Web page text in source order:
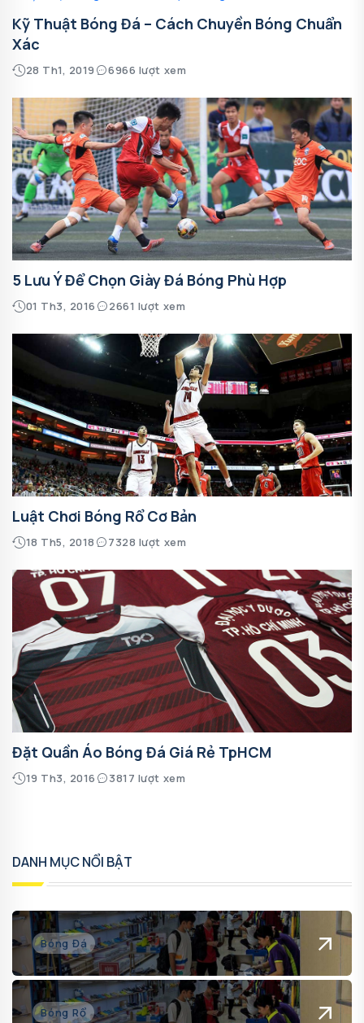
Kỹ Thuật Bóng Đá – Cách Chuyền Bóng Chuẩn
Xác
28 Th1, 2019 6966 lượt xem
5 Lưu Ý Để Chọn Giày Đá Bóng Phù Hợp
01 Th3, 2016 2661 lượt xem
Luật Chơi Bóng Rổ Cơ Bản
18 Th5, 2018 7328 lượt xem
Đặt Quần Áo Bóng Đá Giá Rẻ TpHCM
19 Th3, 2016 3817 lượt xem
DANH MỤC NỔI BẬT
Bóng Đá
Bóng Rổ